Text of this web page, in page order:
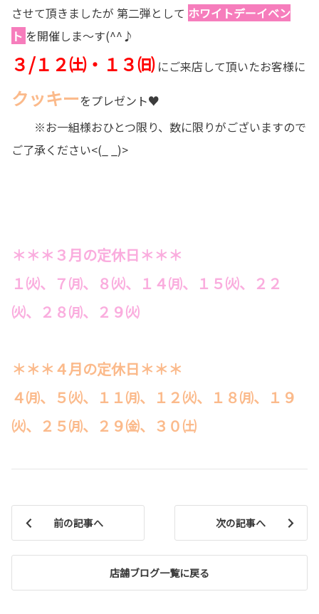
させて頂きましたが 第二弾として ホワイトデーイベン
ト を開催しま～す(^^♪
３/１２㈯・１３㈰ にご来店して頂いたお客様に
クッキーをプレゼント♥
※お一組様おひとつ限り、数に限りがございますので
ご了承ください<(_ _)>
＊＊＊３月の定休日＊＊＊
１㈫、７㈪、８㈫、１４㈪、１５㈫、２２
㈫、２８㈪、２９㈫
＊＊＊４月の定休日＊＊＊
４㈪、５㈫、１１㈪、１２㈫、１８㈪、１９
㈫、２５㈪、２９㈮、３０㈯
前の記事へ
店舗ブログ一覧に戻る
次の記事へ